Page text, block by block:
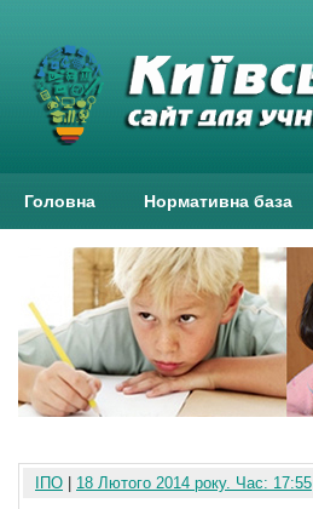
Головна Нормативна база
ІПО 18 Лютого 2014 року. Час: 17:55